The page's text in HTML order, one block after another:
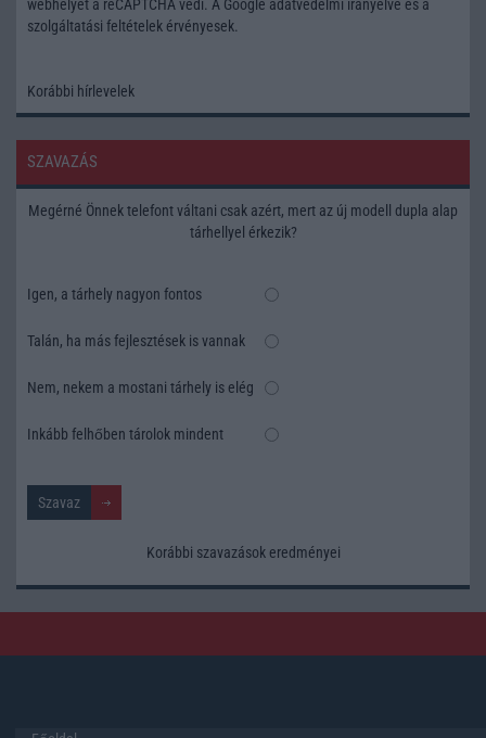
webhelyet a reCAPTCHA védi. A Google adatvédelmi irányelve és a
szolgáltatási feltételek érvényesek.
Korábbi hírlevelek
SZAVAZÁS
Megérné Önnek telefont váltani csak azért, mert az új modell dupla alap
tárhellyel érkezik?
Igen, a tárhely nagyon fontos
Talán, ha más fejlesztések is vannak
Nem, nekem a mostani tárhely is elég
Inkább felhőben tárolok mindent
Korábbi szavazások eredményei